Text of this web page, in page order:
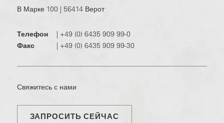
В Марке 100 | 56414 Верот
Телефон
+49 (0) 6435 909 99-0
Факс
+49 (0) 6435 909 99-30
Свяжитесь с нами
ЗАПРОСИТЬ СЕЙЧАС